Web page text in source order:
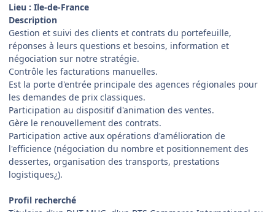
Lieu : Ile-de-France
Description
Gestion et suivi des clients et contrats du portefeuille,
réponses à leurs questions et besoins, information et
négociation sur notre stratégie.
Contrôle les facturations manuelles.
Est la porte d'entrée principale des agences régionales pour
les demandes de prix classiques.
Participation au dispositif d'animation des ventes.
Gère le renouvellement des contrats.
Participation active aux opérations d'amélioration de
l'efficience (négociation du nombre et positionnement des
dessertes, organisation des transports, prestations
logistiques¿).
Profil recherché